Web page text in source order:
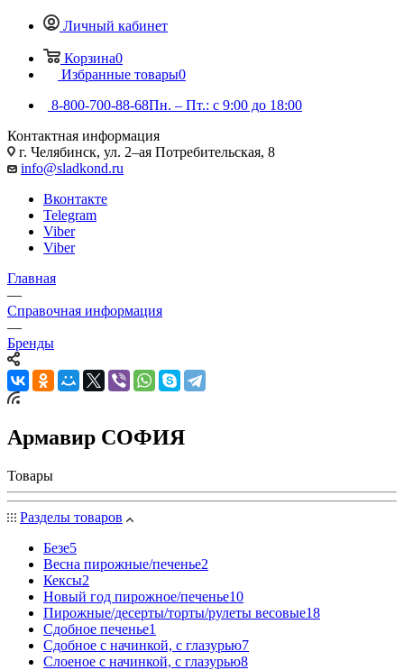
Личный кабинет
Корзина0
Избранные товары0
8-800-700-88-68Пн. – Пт.: с 9:00 до 18:00
Контактная информация
г. Челябинск, ул. 2–ая Потребительская, 8
info@sladkond.ru
Вконтакте
Telegram
Viber
Viber
Главная
—
Справочная информация
—
Бренды
Армавир СОФИЯ
Товары
Разделы товаров
Безе5
Весна пирожные/печенье2
Кексы2
Новый год пирожное/печенье10
Пирожные/десерты/торты/рулеты весовые18
Сдобное печенье1
Сдобное с начинкой, с глазурью7
Слоеное с начинкой, с глазурью8